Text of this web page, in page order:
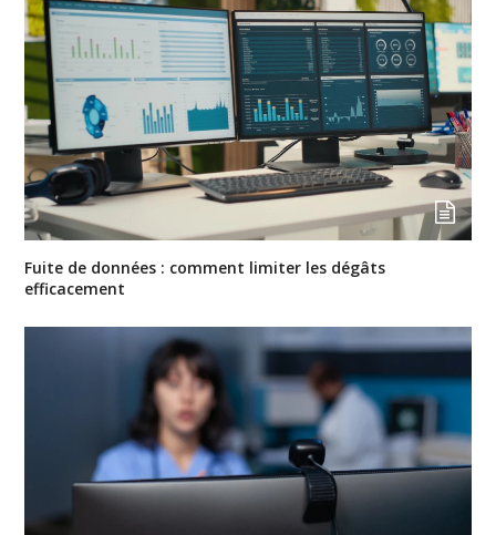
Fuite de données : comment limiter les dégâts
efficacement